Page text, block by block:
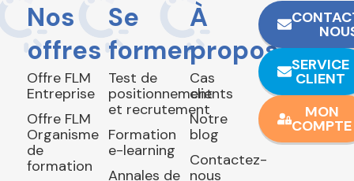
Nos
offres
Offre FLM
Entreprise
Offre FLM
Organisme
de
formation
Se
former
Test de
positionnement
et recrutement
Formation
e-learning
Annales de
À
propos
Cas
clients
Notre
blog
Contactez-
nous
SERVICE
CLIENT
MON
COMPTE